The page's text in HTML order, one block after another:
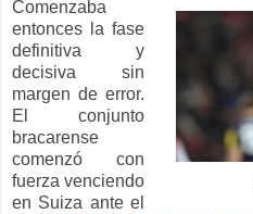
Comenzaba
entonces la fase
definitiva y
decisiva sin
margen de error.
El conjunto
bracarense
comenzó con
fuerza venciendo
en Suiza ante el